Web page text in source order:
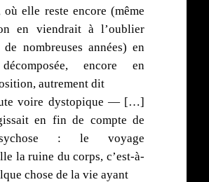
où elle reste encore (même
en viendrait à l’oublier
de nombreuses années) en
encore en
autrement dit
voire dystopique — […]
en fin de compte de
: le voyage
la ruine du corps, c’est-à-
chose de la vie ayant